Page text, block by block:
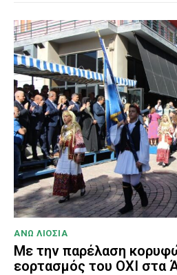
ΑΝΩ ΛΙΟΣΙΑ
Με την παρέλαση
εορτασμός του ΟΧΙ στα